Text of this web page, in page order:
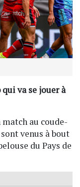
va se jouer à
au coude-
venus à bout
du Pays de